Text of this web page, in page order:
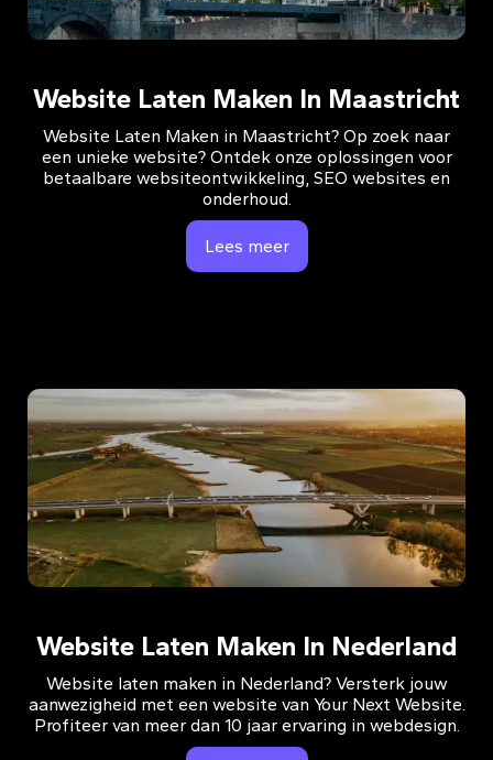
Website Laten Maken In Maastricht
Website Laten Maken in Maastricht? Op zoek naar
een unieke website? Ontdek onze oplossingen voor
betaalbare websiteontwikkeling, SEO websites en
onderhoud.
Lees meer
Website Laten Maken In Nederland
Website laten maken in Nederland? Versterk jouw
aanwezigheid met een website van Your Next Website.
Profiteer van meer dan 10 jaar ervaring in webdesign.